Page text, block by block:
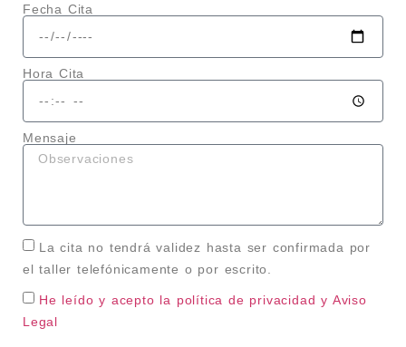
Fecha Cita
Hora Cita
Mensaje
La cita no tendrá validez hasta ser confirmada por
el taller telefónicamente o por escrito.
He leído y acepto la política de privacidad y Aviso
Legal